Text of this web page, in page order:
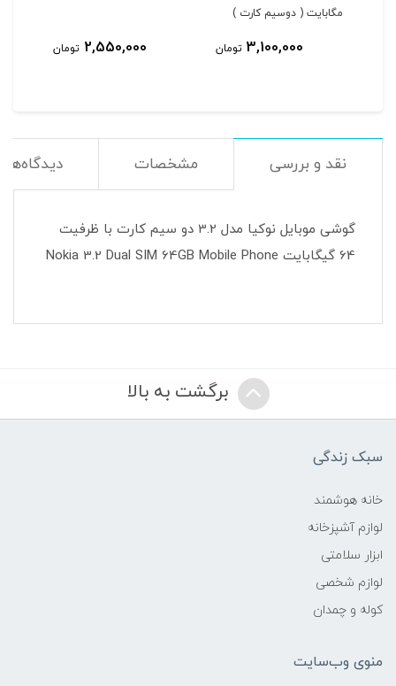
مگابایت ( دوسیم کارت )
3,100,000 تومان 2,550,000 تومان
نقد و بررسی مشخصات دیدگاه‌ها
گوشی موبایل نوکیا مدل 3.2 دو سیم کارت با ظرفیت
64 گیگابایت Nokia 3.2 Dual SIM 64GB Mobile Phone
برگشت به بالا
سبک زندگی
خانه هوشمند
لوازم آشپزخانه
ابزار سلامتی
لوازم شخصی
کوله و چمدان
منوی وب‌سایت